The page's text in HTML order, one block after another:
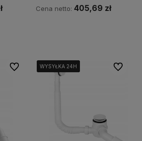
Cena netto: 405,69 zł
Do ulubionychWYSYŁKA 24H
WYSYŁKA 24H
WYSYŁKA 24H
WYSYŁKA 24H Do